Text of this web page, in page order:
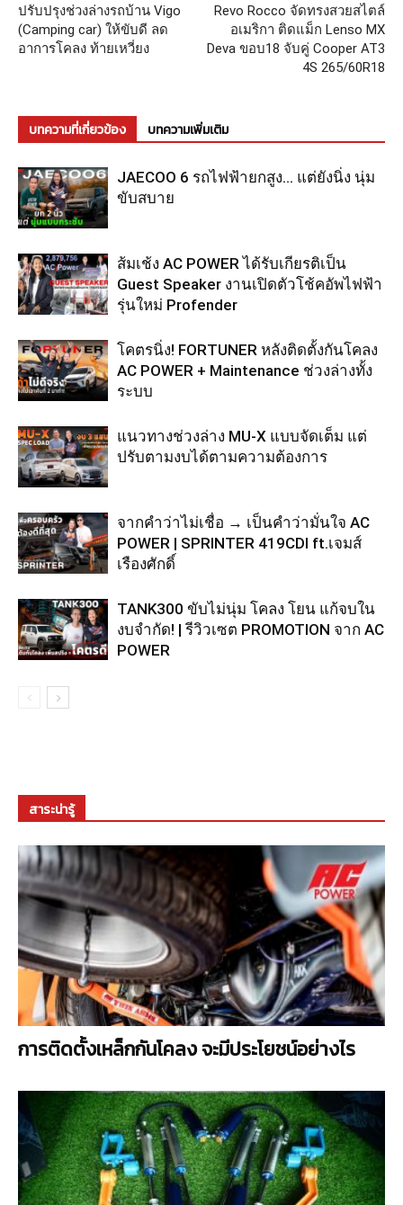
ปรับปรุงช่วงล่างรถบ้าน Vigo
(Camping car) ให้ขับดี ลด
อาการโคลง ท้ายเหวี่ยง
Revo Rocco จัดทรงสวยสไตล์
อเมริกา ติดแม็ก Lenso MX
Deva ขอบ18 จับคู่ Cooper AT3
4S 265/60R18
บทความที่เกี่ยวข้อง บทความเพิ่มเติม
JAECOO 6 รถไฟฟ้ายกสูง… แต่ยังนิ่ง นุ่ม
ขับสบาย
ส้มเช้ง AC POWER ได้รับเกียรติเป็น
Guest Speaker งานเปิดตัวโช้คอัพไฟฟ้า
รุ่นใหม่ Profender
โคตรนิ่ง! FORTUNER หลังติดตั้งกันโคลง
AC POWER + Maintenance ช่วงล่างทั้ง
ระบบ
แนวทางช่วงล่าง MU-X แบบจัดเต็ม แต่
ปรับตามงบได้ตามความต้องการ
จากคำว่าไม่เชื่อ → เป็นคำว่ามั่นใจ AC
POWER | SPRINTER 419CDI ft.เจมส์
เรืองศักดิ์
TANK300 ขับไม่นุ่ม โคลง โยน แก้จบใน
งบจำกัด! | รีวิวเซต PROMOTION จาก AC
POWER
สาระน่ารู้
การติดตั้งเหล็กกันโคลง จะมีประโยชน์อย่างไร